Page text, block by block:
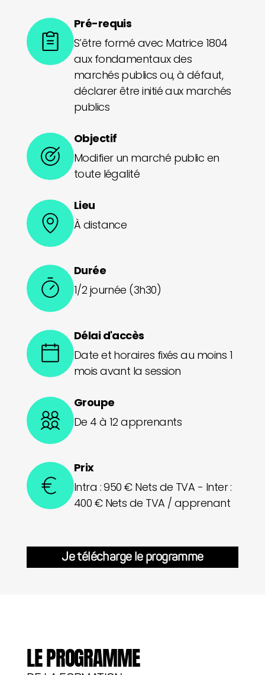
Pré-requis
S’être formé avec Matrice 1804
aux fondamentaux des
marchés publics ou, à défaut,
déclarer être initié aux marchés
publics
Objectif
Modifier un marché public en
toute légalité
Lieu
À distance
Durée
1/2 journée (3h30)
Délai d'accès
Date et horaires fixés au moins 1
mois avant la session
Groupe
De 4 à 12 apprenants
Prix
Intra : 950 € Nets de TVA - Inter :
400 € Nets de TVA / apprenant
Je télécharge le programme
LE PROGRAMME